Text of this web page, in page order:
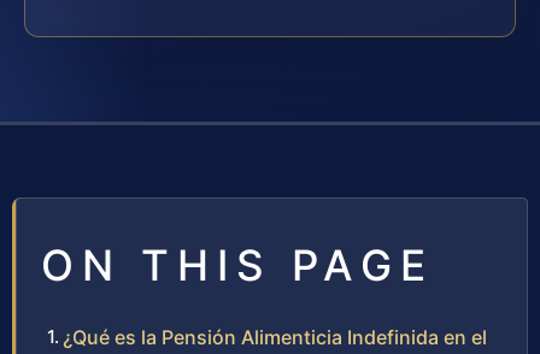
ON THIS PAGE
¿Qué es la Pensión Alimenticia Indefinida en el